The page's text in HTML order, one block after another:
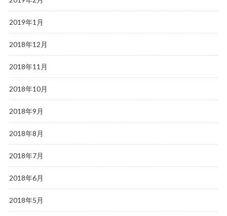
2019年1月
2018年12月
2018年11月
2018年10月
2018年9月
2018年8月
2018年7月
2018年6月
2018年5月